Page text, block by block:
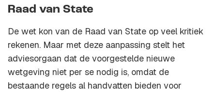
Raad van State
De wet kon van de Raad van State op veel kritiek
rekenen. Maar met deze aanpassing stelt het
adviesorgaan dat de voorgestelde nieuwe
wetgeving niet per se nodig is, omdat de
bestaande regels al handvatten bieden voor